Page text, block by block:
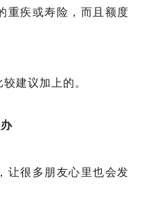
重疾或寿险，而且额度
建议加上的。
让很多朋友心里也会发